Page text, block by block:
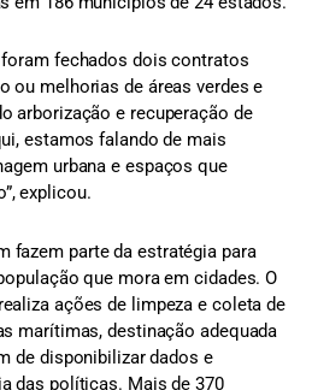
foram fechados dois contratos
ou melhorias de áreas verdes e
arborização e recuperação de
estamos falando de mais
urbana e espaços que
explicou.
fazem parte da estratégia para
que mora em cidades. O
ações de limpeza e coleta de
marítimas, destinação adequada
de disponibilizar dados e
das políticas. Mais de 370